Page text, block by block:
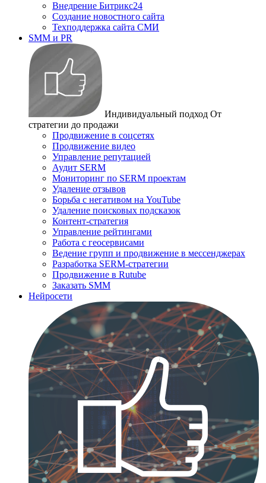
Внедрение Битрикс24
Создание новостного сайта
Техподдержка сайта СМИ
SMM и PR
Индивидуальный подход От
стратегии до продажи
Продвижение в соцсетях
Продвижение видео
Управление репутацией
Аудит SERM
Мониторинг по SERM проектам
Удаление отзывов
Борьба с негативом на YouTube
Удаление поисковых подсказок
Контент-стратегия
Управление рейтингами
Работа с геосервисами
Ведение групп и продвижение в мессенджерах
Разработка SERM-стратегии
Продвижение в Rutube
Заказать SMM
Нейросети